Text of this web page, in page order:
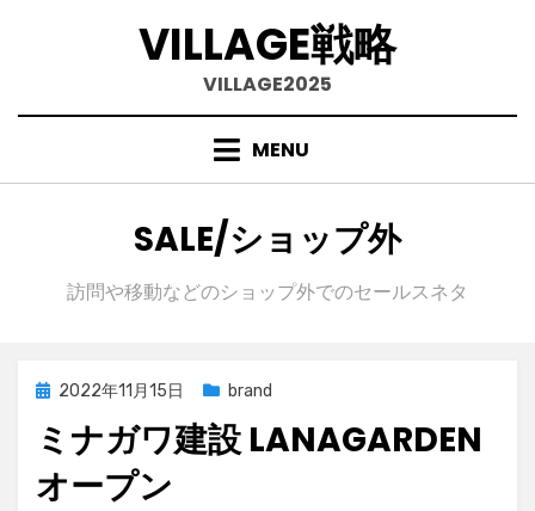
VILLAGE戦略
VILLAGE2025
to
MENU
カテゴリー
:
SALE/ショップ外
訪問や移動などのショップ外でのセールスネタ
Posted
2022年11月15日 brand
ミナガワ建設 LANAGARDEN
オープン